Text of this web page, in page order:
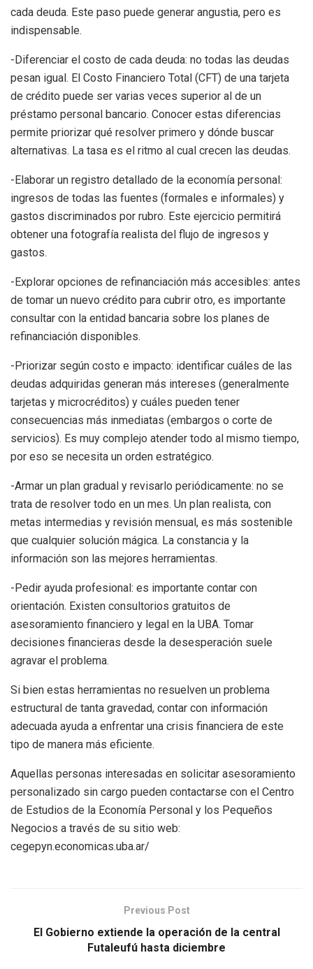
cada deuda. Este paso puede generar angustia, pero es
indispensable.
-Diferenciar el costo de cada deuda: no todas las deudas
pesan igual. El Costo Financiero Total (CFT) de una tarjeta
de crédito puede ser varias veces superior al de un
préstamo personal bancario. Conocer estas diferencias
permite priorizar qué resolver primero y dónde buscar
alternativas. La tasa es el ritmo al cual crecen las deudas.
-Elaborar un registro detallado de la economía personal:
ingresos de todas las fuentes (formales e informales) y
gastos discriminados por rubro. Este ejercicio permitirá
obtener una fotografía realista del flujo de ingresos y
gastos.
-Explorar opciones de refinanciación más accesibles: antes
de tomar un nuevo crédito para cubrir otro, es importante
consultar con la entidad bancaria sobre los planes de
refinanciación disponibles.
-Priorizar según costo e impacto: identificar cuáles de las
deudas adquiridas generan más intereses (generalmente
tarjetas y microcréditos) y cuáles pueden tener
consecuencias más inmediatas (embargos o corte de
servicios). Es muy complejo atender todo al mismo tiempo,
por eso se necesita un orden estratégico.
-Armar un plan gradual y revisarlo periódicamente: no se
trata de resolver todo en un mes. Un plan realista, con
metas intermedias y revisión mensual, es más sostenible
que cualquier solución mágica. La constancia y la
información son las mejores herramientas.
-Pedir ayuda profesional: es importante contar con
orientación. Existen consultorios gratuitos de
asesoramiento financiero y legal en la UBA. Tomar
decisiones financieras desde la desesperación suele
agravar el problema.
Si bien estas herramientas no resuelven un problema
estructural de tanta gravedad, contar con información
adecuada ayuda a enfrentar una crisis financiera de este
tipo de manera más eficiente.
Aquellas personas interesadas en solicitar asesoramiento
personalizado sin cargo pueden contactarse con el Centro
de Estudios de la Economía Personal y los Pequeños
Negocios a través de su sitio web:
cegepyn.economicas.uba.ar/
Previous Post
El Gobierno extiende la operación de la central
Futaleufú hasta diciembre